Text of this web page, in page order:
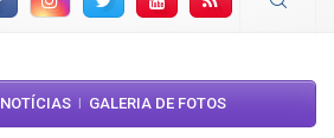
FacebookInstagramTwitter YouTube RSS Feed
NOTÍCIAS GALERIA DE FOTOS